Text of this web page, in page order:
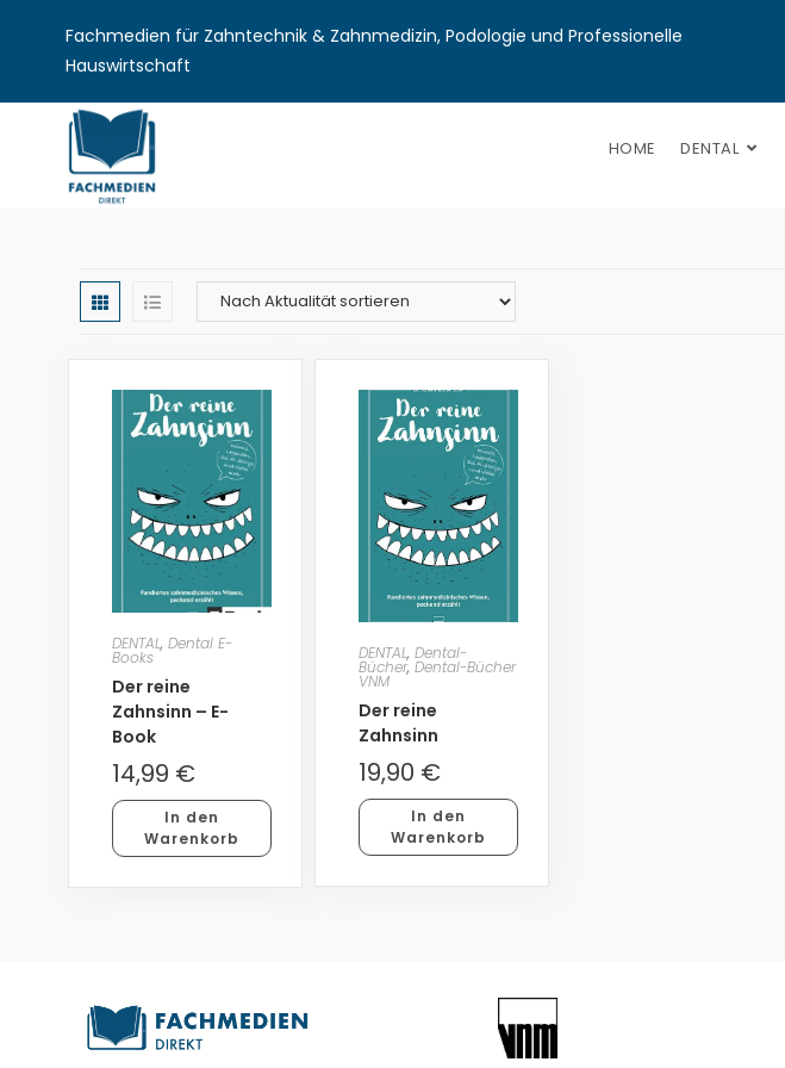
Fachmedien für Zahntechnik & Zahnmedizin, Podologie und Professionelle
Hauswirtschaft
HOME DENTAL
DENTAL,Dental E-
Books
Der reine
Zahnsinn – E-
Book
14,99 €
In den
Warenkorb
DENTAL,Dental-
Bücher,Dental-Bücher
VNM
Der reine
Zahnsinn
19,90 €
In den
Warenkorb